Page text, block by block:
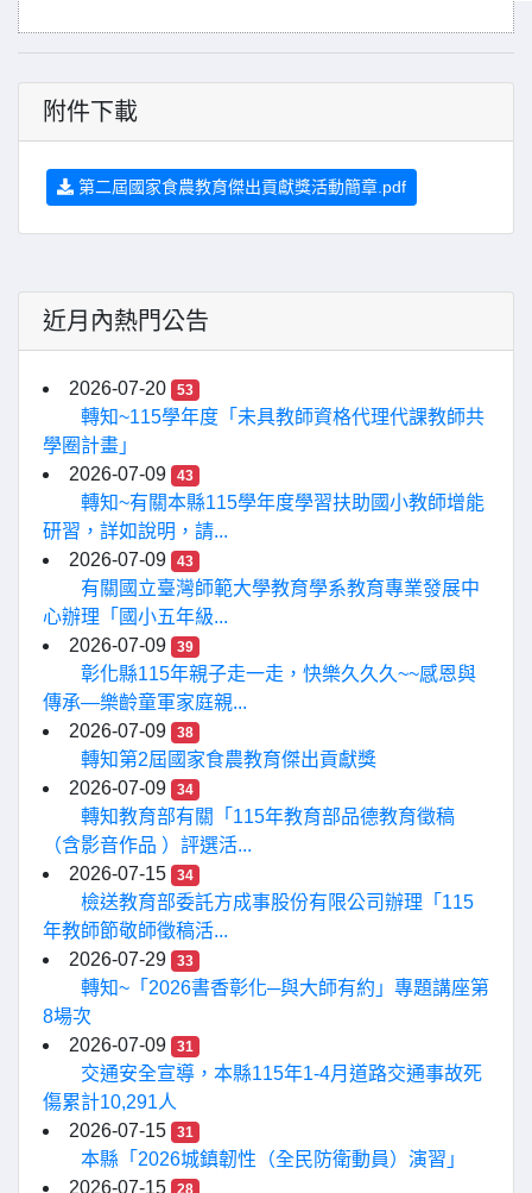
附件下載
第二屆國家食農教育傑出貢獻獎活動簡章.pdf
近月內熱門公告
2026-07-20 53
轉知~115學年度「未具教師資格代理代課教師共
學圈計畫」
2026-07-09
43
轉知~有關本縣115學年度學習扶助國小教師增能
研習，詳如說明，請...
2026-07-09
43
有關國立臺灣師範大學教育學系教育專業發展中
心辦理「國小五年級...
2026-07-09
39
彰化縣115年親子走一走，快樂久久久~~感恩與
傳承—樂齡童軍家庭親...
2026-07-09
38
轉知第2屆國家食農教育傑出貢獻獎
2026-07-09
34
轉知教育部有關「115年教育部品德教育徵稿
（含影音作品 ）評選活...
2026-07-15
34
檢送教育部委託方成事股份有限公司辦理「115
年教師節敬師徵稿活...
2026-07-29
33
轉知~「2026書香彰化─與大師有約」專題講座第
8場次
2026-07-09
31
交通安全宣導，本縣115年1-4月道路交通事故死
傷累計10,291人
2026-07-15
31
本縣「2026城鎮韌性（全民防衛動員）演習」
2026-07-15
28